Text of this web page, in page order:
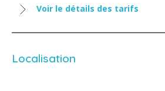
Voir le détails des tarifs
Localisation